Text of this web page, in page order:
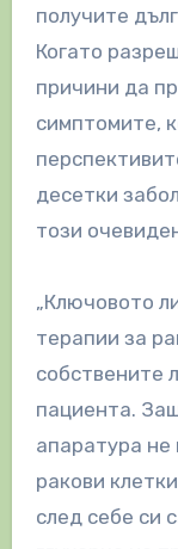
получите
Когато
причини да
симптомите,
десетки
този
„Ключовото
терапии за
собствените
пациента.
апаратура
ракови
след себе си